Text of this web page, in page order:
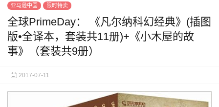
亚马逊中国 限时特卖
全球PrimeDay： 《凡尔纳科幻经典》(插图
版•全译本，套装共11册)+《小木屋的故
事》（套装共9册）
2017-07-11